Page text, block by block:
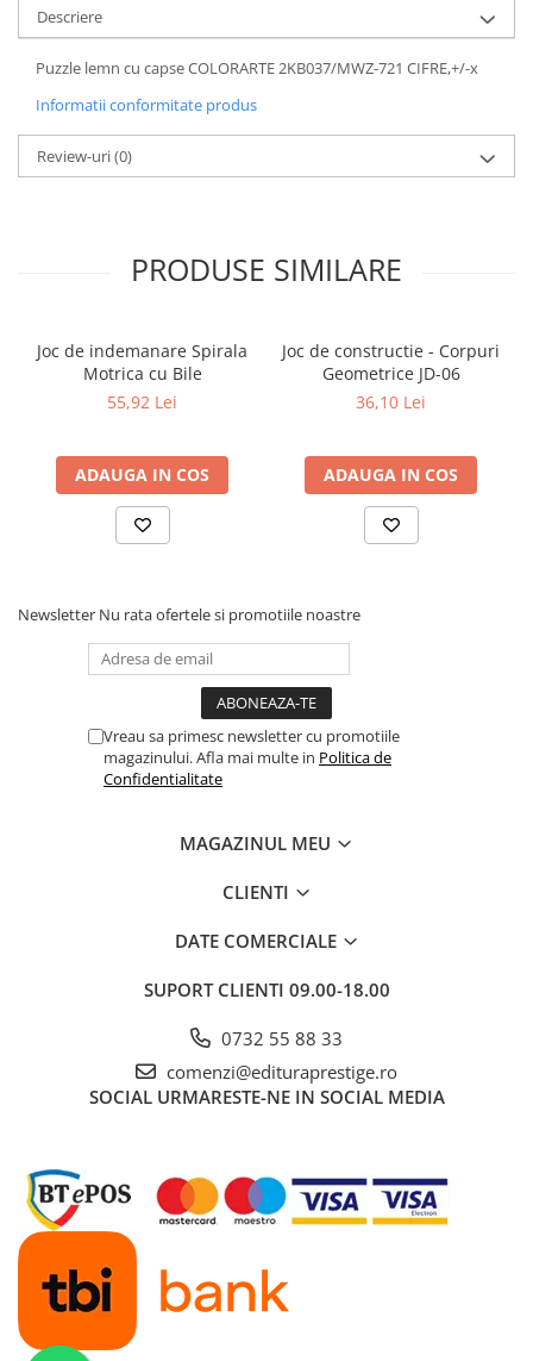
Terapii Alternative
AudioBook
Beletristica
Biografii, Memorii, Jurnale
Carti erotice
Crime, Thriller, Mistery
Literatura Universala
Romane de dragoste, Carti
Senzatii/Dragoste
Senzatii/Erotic
Senzatii/Suspans
SF & Fantasy
Birotica & Papetarie
Organizare si Arhivare
Articole scolare
Ghiozdane si Penare scolare
Instrumente de scris
Instrumente si Truse Geometrie
Seturi scolare
Calculator
Consumabile & Accesorii
Descriere
Puzzle lemn cu capse COLORARTE 2KB037/MWZ-721 CIFRE,+/-x
Informatii conformitate produs
Review-uri(0)
PRODUSE SIMILARE
Joc de indemanare Spirala
Motrica cu Bile
55,92 Lei
ADAUGA IN COS
Joc de constructie - Corpuri
Geometrice JD-06
36,10 Lei
ADAUGA IN COS
Newsletter Nu rata ofertele si promotiile noastre
Vreau sa primesc newsletter cu promotiile
magazinului. Afla mai multe in Politica de
Confidentialitate
MAGAZINUL MEU
CLIENTI
DATE COMERCIALE
SUPORT CLIENTI 09.00-18.00
0732 55 88 33
comenzi@edituraprestige.ro
SOCIAL URMARESTE-NE IN SOCIAL MEDIA